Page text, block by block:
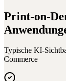
Print-on-
Typische KI-
Commerce